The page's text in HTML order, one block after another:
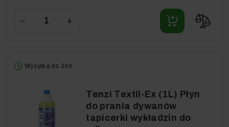
− +
Wysyłka do 24h
Tenzi Textil-Ex (1L) Płyn
do prania dywanów
tapicerki wykładzin do